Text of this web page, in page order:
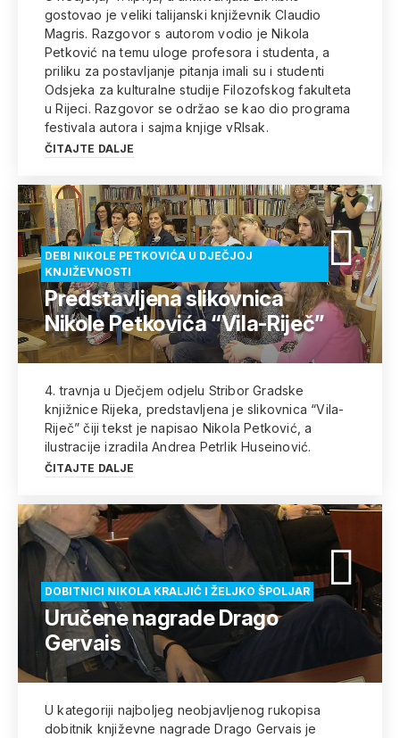
gostovao je veliki talijanski književnik Claudio
Magris. Razgovor s autorom vodio je Nikola
Petković na temu uloge profesora i studenta, a
priliku za postavljanje pitanja imali su i studenti
Odsjeka za kulturalne studije Filozofskog fakulteta
u Rijeci. Razgovor se održao se kao dio programa
festivala autora i sajma knjige vRIsak.
ČITAJTE DALJE
DEBI NIKOLE PETKOVIĆA U DJEČJOJ
KNJIŽEVNOSTI
Predstavljena slikovnica
Nikole Petkovića “Vila-Riječ”
4. travnja u Dječjem odjelu Stribor Gradske
knjižnice Rijeka, predstavljena je slikovnica “Vila-
Riječ” čiji tekst je napisao Nikola Petković, a
ilustracije izradila Andrea Petrlik Huseinović.
ČITAJTE DALJE
DOBITNICI NIKOLA KRALJIĆ I ŽELJKO ŠPOLJAR
Uručene nagrade Drago
Gervais
U kategoriji najboljeg neobjavljenog rukopisa
dobitnik književne nagrade Drago Gervais je